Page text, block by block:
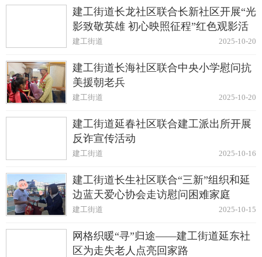
建工街道长龙社区联合长新社区开展“光
影致敬英雄 初心映照征程”红色观影活
动
2025-10-20
建工街道
建工街道长海社区联合中央小学慰问抗
美援朝老兵
2025-10-20
建工街道
建工街道延春社区联合建工派出所开展
反诈宣传活动
2025-10-16
建工街道
建工街道长生社区联合“三新”组织和延
边蓝天爱心协会走访慰问困难家庭
2025-10-15
建工街道
网格织暖“寻”归途——建工街道延东社
区为走失老人点亮回家路